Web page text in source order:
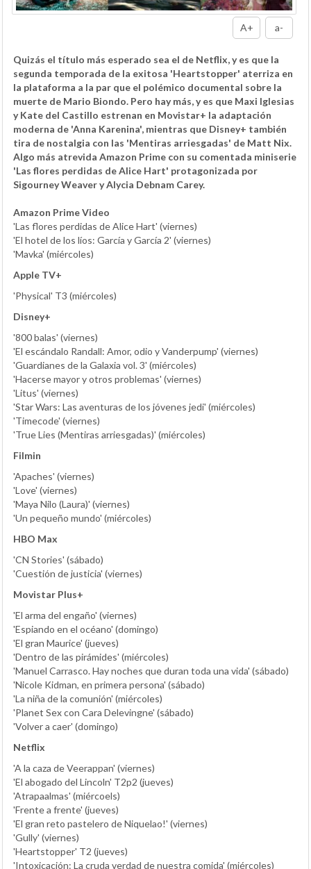
A+ a-
Quizás el título más esperado sea el de Netflix, y es que la
segunda temporada de la exitosa 'Heartstopper' aterriza en
la plataforma a la par que el polémico documental sobre la
muerte de Mario Biondo. Pero hay más, y es que Maxi Iglesias
y Kate del Castillo estrenan en Movistar+ la adaptación
moderna de 'Anna Karenina', mientras que Disney+ también
tira de nostalgia con las 'Mentiras arriesgadas' de Matt Nix.
Algo más atrevida Amazon Prime con su comentada miniserie
'Las flores perdidas de Alice Hart' protagonizada por
Sigourney Weaver y Alycia Debnam Carey.
Amazon Prime Video
'Las flores perdidas de Alice Hart' (viernes)
'El hotel de los líos: García y García 2' (viernes)
'Mavka' (miércoles)
Apple TV+
'Physical' T3 (miércoles)
Disney+
'800 balas' (viernes)
'El escándalo Randall: Amor, odio y Vanderpump' (viernes)
'Guardianes de la Galaxia vol. 3' (miércoles)
'Hacerse mayor y otros problemas' (viernes)
'Litus' (viernes)
'Star Wars: Las aventuras de los jóvenes jedi' (miércoles)
'Timecode' (viernes)
'True Lies (Mentiras arriesgadas)' (miércoles)
Filmin
'Apaches' (viernes)
'Love' (viernes)
'Maya Nilo (Laura)' (viernes)
'Un pequeño mundo' (miércoles)
HBO Max
'CN Stories' (sábado)
'Cuestión de justicia' (viernes)
Movistar Plus+
'El arma del engaño' (viernes)
'Espiando en el océano' (domingo)
'El gran Maurice' (jueves)
'Dentro de las pirámides' (miércoles)
'Manuel Carrasco. Hay noches que duran toda una vida' (sábado)
'Nicole Kidman, en primera persona' (sábado)
'La niña de la comunión' (miércoles)
'Planet Sex con Cara Delevingne' (sábado)
'Volver a caer' (domingo)
Netflix
'A la caza de Veerappan' (viernes)
'El abogado del Lincoln' T2p2 (jueves)
'Atrapaalmas' (miércoels)
'Frente a frente' (jueves)
'El gran reto pastelero de Niquelao!' (viernes)
'Gully' (viernes)
'Heartstopper' T2 (jueves)
'Intoxicación: La cruda verdad de nuestra comida' (miércoles)